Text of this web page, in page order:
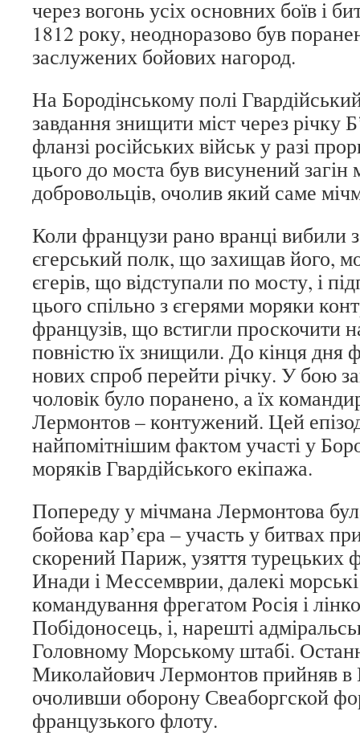
через вогонь усіх основних боїв і
1812 року, неодноразово був
заслужених бойових нагород.
На Бородінському полі
завдання знищити міст через річку
фланзі російських військ у разі
цього до моста був висунений загін
добровольців, очолив який саме
Коли французи рано вранці вибили
єгерський полк, що захищав його,
єгерів, що відступали по мосту, і
цього спільно з єгерями моряки
французів, що встигли проскочити
повністю їх знищили. До кінця дня
нових спроб перейти річку. У бою
чоловік було поранено, а їх
Лермонтов – контужений. Цей
найпомітнішим фактом участі у
моряків Гвардійського екіпажа.
Попереду у мічмана Лермонтова
бойова кар’єра – участь у битвах
скорений Париж, узяття турецьких
Инади і Мессемврии, далекі
командування фрегатом Росія і
Побідоносець, і, нарешті
Головному Морському штабі.
Миколайович Лермонтов прийняв в
очоливши оборону Свеаборгской
французького флоту.